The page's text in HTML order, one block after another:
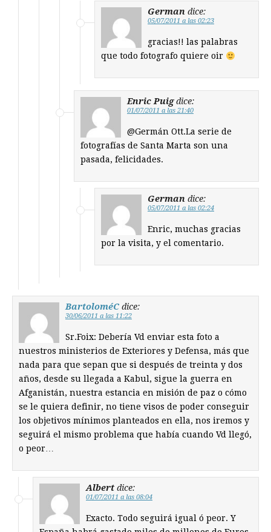
German dice:
05/07/2011 a las 02:23
gracias!! las palabras
que todo fotografo quiere oir
Enric Puig dice:
01/07/2011 a las 21:40
@Germán Ott.La serie de
fotografías de Santa Marta son una
pasada, felicidades.
German dice:
05/07/2011 a las 02:24
Enric, muchas gracias
por la visita, y el comentario.
BartoloméC dice:
30/06/2011 a las 11:22
Sr.Foix: Debería Vd enviar esta foto a
nuestros ministerios de Exteriores y Defensa, más que
nada para que sepan que si después de treinta y dos
años, desde su llegada a Kabul, sigue la guerra en
Afganistán, nuestra estancia en misión de paz o cómo
se le quiera definir, no tiene visos de poder conseguir
los objetivos mínimos planteados en ella, nos iremos y
seguirá el mismo problema que había cuando Vd llegó,
o peor…
Albert dice:
01/07/2011 a las 08:04
Exacto. Todo seguirá igual ó peor. Y